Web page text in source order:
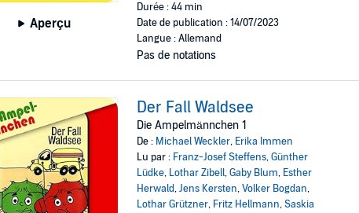
Aperçu
Durée : 44 min
Date de publication : 14/07/2023
Langue : Allemand
Pas de notations
Der Fall Waldsee
Die Ampelmännchen 1
De : Michael Weckler, Erika Immen
Lu par : Franz-Josef Steffens,Günther
Lüdke, Lothar Zibell,Gaby Blum, Esther
Herwald,Jens Kersten,Volker Bogdan,
Lothar Grützner, Fritz Hellmann,Saskia